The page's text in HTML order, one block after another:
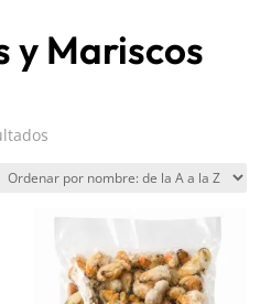
y Mariscos